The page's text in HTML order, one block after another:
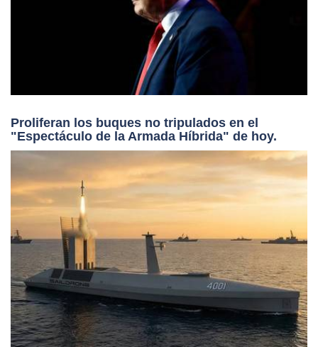
Proliferan los buques no tripulados en el
"Espectáculo de la Armada Híbrida" de hoy.